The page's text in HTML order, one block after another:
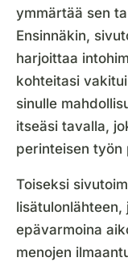
ymmärtää sen
Ensinnäkin,
harjoittaa
kohteitasi
sinulle
itseäsi tavalla,
perinteisen työn
Toiseksi
epävarmoina
menojen